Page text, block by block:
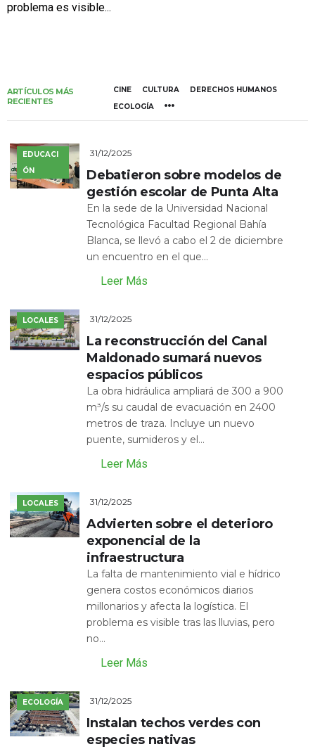
problema es visible...
ARTÍCULOS MÁS
RECIENTES
CINE CULTURA
DERECHOS HUMANOS
ECOLOGÍA
EDUCACI
ÓN
31/12/2025
Debatieron sobre modelos de
gestión escolar de Punta Alta
En la sede de la Universidad Nacional
Tecnológica Facultad Regional Bahía
Blanca, se llevó a cabo el 2 de diciembre
un encuentro en el que...
Leer Más
LOCALES 31/12/2025
La reconstrucción del Canal
Maldonado sumará nuevos
espacios públicos
La obra hidráulica ampliará de 300 a 900
m³/s su caudal de evacuación en 2400
metros de traza. Incluye un nuevo
puente, sumideros y el...
Leer Más
LOCALES 31/12/2025
Advierten sobre el deterioro
exponencial de la
infraestructura
La falta de mantenimiento vial e hídrico
genera costos económicos diarios
millonarios y afecta la logística. El
problema es visible tras las lluvias, pero
no...
Leer Más
ECOLOGÍA 31/12/2025
Instalan techos verdes con
especies nativas